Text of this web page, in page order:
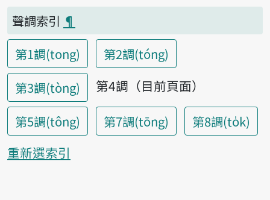
聲調索引 ¶
第1調(tong)
第2調(tóng)
第3調(tòng)
第4調（目前頁面）
第5調(tông)
第7調(tōng)
第8調(to̍k)
重新選索引